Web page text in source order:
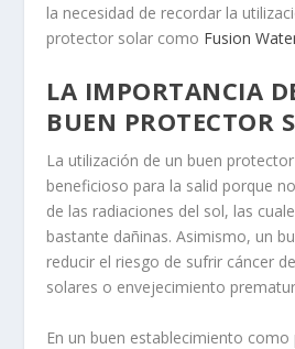
la necesidad de recordar la
protector solar como Fusion
LA IMPORTANCIA
BUEN PROTECTOR
La utilización de un buen
beneficioso para la salid porque
de las radiaciones del sol, las
bastante dañinas. Asimismo, un
reducir el riesgo de sufrir cáncer
solares o envejecimiento
En un buen establecimiento como